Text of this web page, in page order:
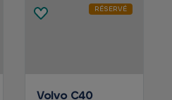
RÉSERVÉ
Volvo C40